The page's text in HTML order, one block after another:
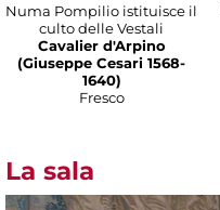
Numa Pompilio istituisce il
culto delle Vestali
Cavalier d'Arpino
(Giuseppe Cesari 1568-
1640)
Fresco
La sala